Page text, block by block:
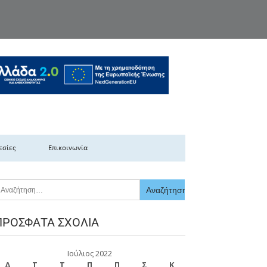
Ελλάδας
Επικοινωνία
ΣΧΌΛΙΑ
Ιούλιος 2022
Δ
Τ Τ Π Π Σ Κ